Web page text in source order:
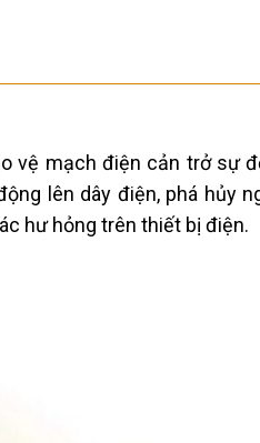
vệ mạch điện cản trở sự
lên dây điện, phá hủy
hư hỏng trên thiết bị điện.